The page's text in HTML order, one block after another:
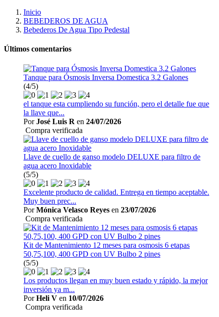
Inicio
BEBEDEROS DE AGUA
Bebederos De Agua Tipo Pedestal
Últimos comentarios
Tanque para Ósmosis Inversa Domestica 3.2 Galones
(4/5)
el tanque esta cumpliendo su función, pero el detalle fue que
la llave que...
PorJosé Luis R en 24/07/2026
Compra verificada
Llave de cuello de ganso modelo DELUXE para filtro de
agua acero Inoxidable
(5/5)
Excelente producto de calidad. Entrega en tiempo aceptable.
Muy buen prec...
PorMónica Velasco Reyes en 23/07/2026
Compra verificada
Kit de Mantenimiento 12 meses para osmosis 6 etapas
50,75,100, 400 GPD con UV Bulbo 2 pines
(5/5)
Los productos llegan en muy buen estado y rápido, la mejor
inversión ya m...
PorHeli V en 10/07/2026
Compra verificada